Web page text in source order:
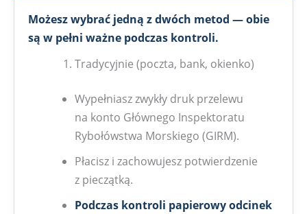
Możesz wybrać jedną z dwóch metod — obie
są w pełni ważne podczas kontroli.
Tradycyjnie (poczta, bank, okienko)
Wypełniasz zwykły druk przelewu
na konto Głównego Inspektoratu
Rybołówstwa Morskiego (GIRM).
Płacisz i zachowujesz potwierdzenie
z pieczątką.
Podczas kontroli papierowy odcinek